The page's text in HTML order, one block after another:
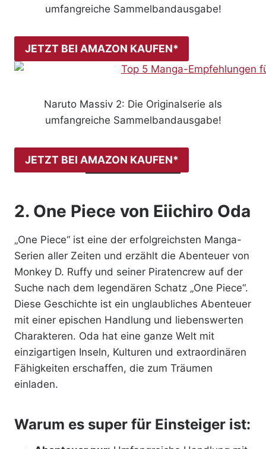
umfangreiche Sammelbandausgabe!
JETZT BEI AMAZON KAUFEN*
Naruto Massiv 2: Die Originalserie als
umfangreiche Sammelbandausgabe!
JETZT BEI AMAZON KAUFEN*
2. One Piece von Eiichiro Oda
„One Piece“ ist eine der erfolgreichsten Manga-
Serien aller Zeiten und erzählt die Abenteuer von
Monkey D. Ruffy und seiner Piratencrew auf der
Suche nach dem legendären Schatz „One Piece“.
Diese Geschichte ist ein unglaubliches Abenteuer
mit einer epischen Handlung und liebenswerten
Charakteren. Oda hat eine ganze Welt mit
einzigartigen Inseln, Kulturen und extraordinären
Fähigkeiten erschaffen, die zum Träumen
einladen.
Warum es super für Einsteiger ist: